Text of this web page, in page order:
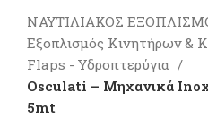
ΝΑΥΤΙΛΙΑΚΟΣ
Εξοπλισμός Κινητήρων &
Flaps - Υδροπτερύγια
Osculati – Μηχανικά
5mt